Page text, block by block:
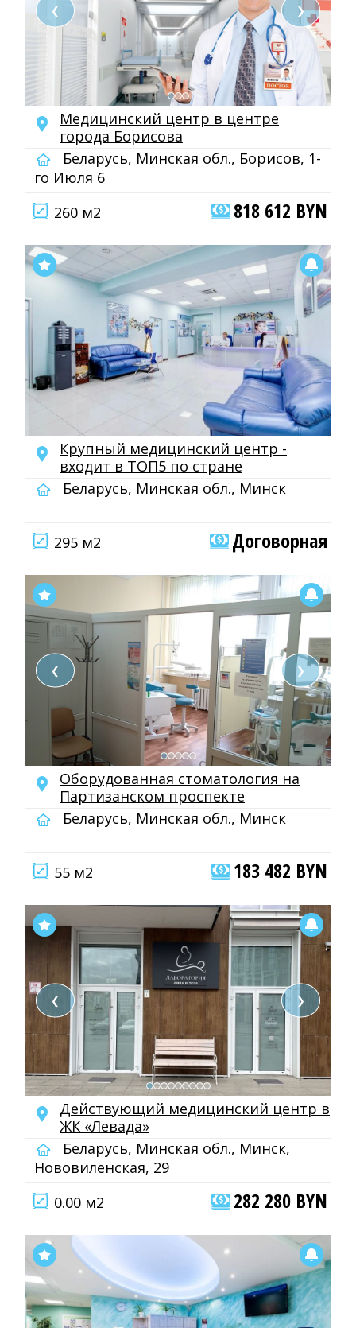
❮ ❯
Медицинский центр в центре
города Борисова
Беларусь, Минская обл., Борисов, 1-
го Июля 6
260 м2
818 612 BYN
Крупный медицинский центр -
входит в ТОП5 по стране
Беларусь, Минская обл., Минск
295 м2 Договорная
❮ ❯
Оборудованная стоматология на
Партизанском проспекте
Беларусь, Минская обл., Минск
55 м2 183 482 BYN
❮ ❯
Действующий медицинский центр в
ЖК «Левада»
Беларусь, Минская обл., Минск,
Нововиленская, 29
0.00 м2
282 280 BYN